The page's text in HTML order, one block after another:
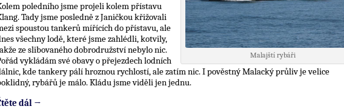
Malajští rybáři
poledního jsme projeli kolem přístavu
Tady jsme posledně z Janičkou křižovali
spoustou tankerů mířících do přístavu, ale
všechny lodě, které jsme zahlédli, kotvily,
ze slibovaného dobrodružství nebylo nic.
vykládám své obavy o přejezdech lodních
kde tankery pálí hroznou rychlostí, ale zatím nic. I pověstný Malacký průliv je velice
rybářů je málo. Kládu jsme viděli jen jednu.
dál →